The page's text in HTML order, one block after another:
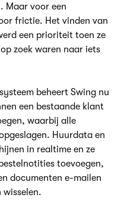
Maar voor een
frictie. Het vinden van
een prioriteit toen ze
zoek waren naar iets
beheert Swing nu
een bestaande klant
waarbij alle
Huurdata en
in realtime en ze
toevoegen,
documenten e-mailen